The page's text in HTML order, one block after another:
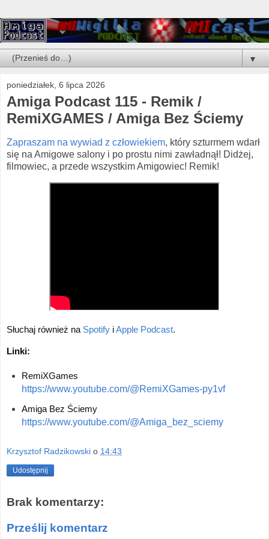
▼
poniedziałek, 6 lipca 2026
Amiga Podcast 115 - Remik /
RemiXGAMES / Amiga Bez Ściemy
Zapraszam na wywiad z człowiekiem, który szturmem wdarł
się na Amigowe salony i po prostu nimi zawładnął! Didżej,
filmowiec, a przede wszystkim Amigowiec! Remik!
Słuchaj również na Spotify i Apple Podcast.
Linki:
RemiXGames
https://www.youtube.com/@RemiXGames-py1vf
Amiga Bez Ściemy
https://www.youtube.com/@Amiga_bez_sciemy
Krzysztof Radzikowski o 14:43
Udostępnij
Brak komentarzy:
Prześlij komentarz